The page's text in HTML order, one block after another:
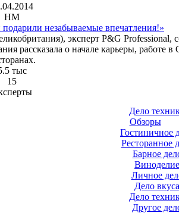
HM
незабываемые впечатления!»
эксперт P&G
рассказала о начале карьеры, работе
тыс
15
Дело
Обзоры
Гостиничное
Ресторанное
Барное
Виноделие
Личное
Дело вкуса
Дело
Другое